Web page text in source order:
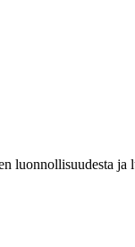
luonnollisuudesta